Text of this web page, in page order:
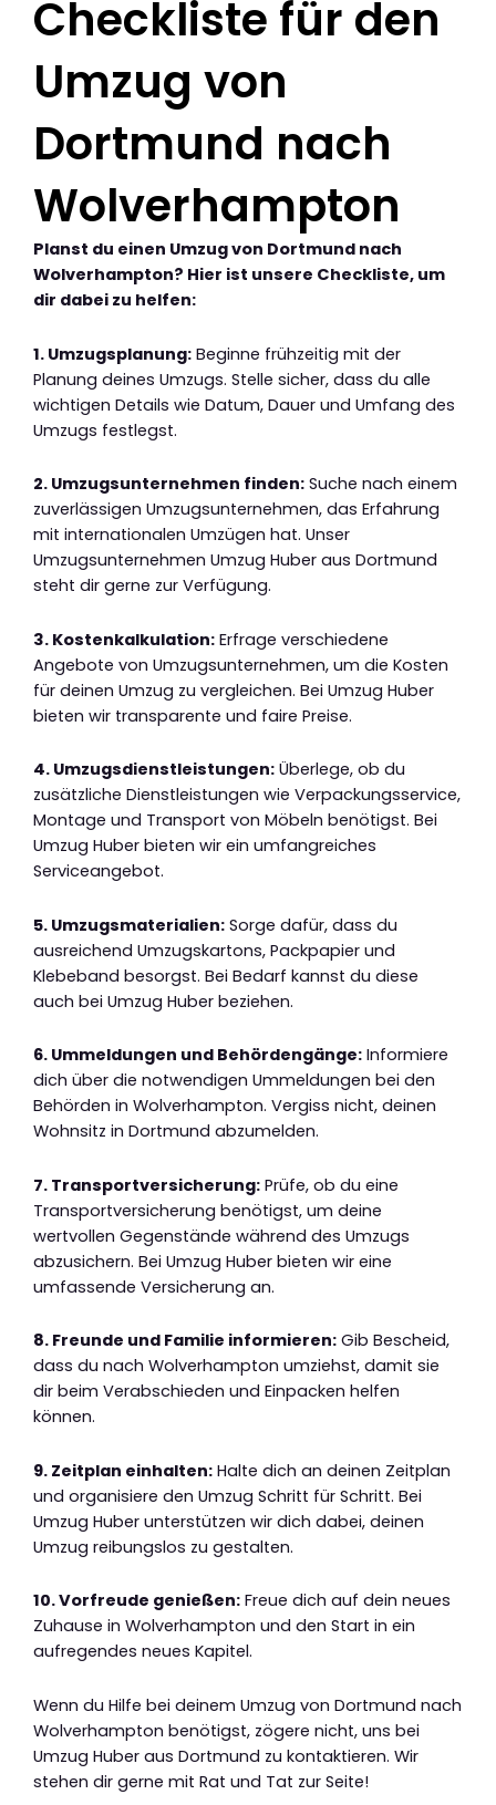
Checkliste für den
Umzug von
Dortmund nach
Wolverhampton
Planst du einen Umzug von Dortmund nach
Wolverhampton? Hier ist unsere Checkliste, um
dir dabei zu helfen:
1. Umzugsplanung: Beginne frühzeitig mit der
Planung deines Umzugs. Stelle sicher, dass du alle
wichtigen Details wie Datum, Dauer und Umfang des
Umzugs festlegst.
2. Umzugsunternehmen finden: Suche nach einem
zuverlässigen Umzugsunternehmen, das Erfahrung
mit internationalen Umzügen hat. Unser
Umzugsunternehmen Umzug Huber aus Dortmund
steht dir gerne zur Verfügung.
3. Kostenkalkulation: Erfrage verschiedene
Angebote von Umzugsunternehmen, um die Kosten
für deinen Umzug zu vergleichen. Bei Umzug Huber
bieten wir transparente und faire Preise.
4. Umzugsdienstleistungen: Überlege, ob du
zusätzliche Dienstleistungen wie Verpackungsservice,
Montage und Transport von Möbeln benötigst. Bei
Umzug Huber bieten wir ein umfangreiches
Serviceangebot.
5. Umzugsmaterialien: Sorge dafür, dass du
ausreichend Umzugskartons, Packpapier und
Klebeband besorgst. Bei Bedarf kannst du diese
auch bei Umzug Huber beziehen.
6. Ummeldungen und Behördengänge: Informiere
dich über die notwendigen Ummeldungen bei den
Behörden in Wolverhampton. Vergiss nicht, deinen
Wohnsitz in Dortmund abzumelden.
7. Transportversicherung: Prüfe, ob du eine
Transportversicherung benötigst, um deine
wertvollen Gegenstände während des Umzugs
abzusichern. Bei Umzug Huber bieten wir eine
umfassende Versicherung an.
8. Freunde und Familie informieren: Gib Bescheid,
dass du nach Wolverhampton umziehst, damit sie
dir beim Verabschieden und Einpacken helfen
können.
9. Zeitplan einhalten: Halte dich an deinen Zeitplan
und organisiere den Umzug Schritt für Schritt. Bei
Umzug Huber unterstützen wir dich dabei, deinen
Umzug reibungslos zu gestalten.
10. Vorfreude genießen: Freue dich auf dein neues
Zuhause in Wolverhampton und den Start in ein
aufregendes neues Kapitel.
Wenn du Hilfe bei deinem Umzug von Dortmund nach
Wolverhampton benötigst, zögere nicht, uns bei
Umzug Huber aus Dortmund zu kontaktieren. Wir
stehen dir gerne mit Rat und Tat zur Seite!